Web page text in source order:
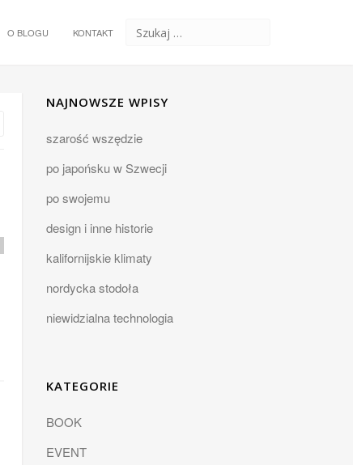
O BLOGU KONTAKT
NAJNOWSZE WPISY
szarość wszędzie
po japońsku w Szwecji
po swojemu
design i inne historie
kalifornijskie klimaty
nordycka stodoła
niewidzialna technologia
KATEGORIE
BOOK
EVENT